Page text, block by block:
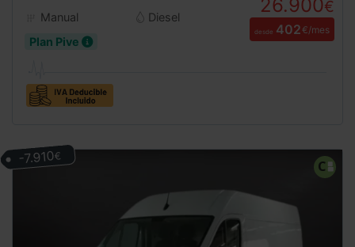
Manual
Diesel
Plan Pive
26.900€
desde 402€/mes
-7.910€